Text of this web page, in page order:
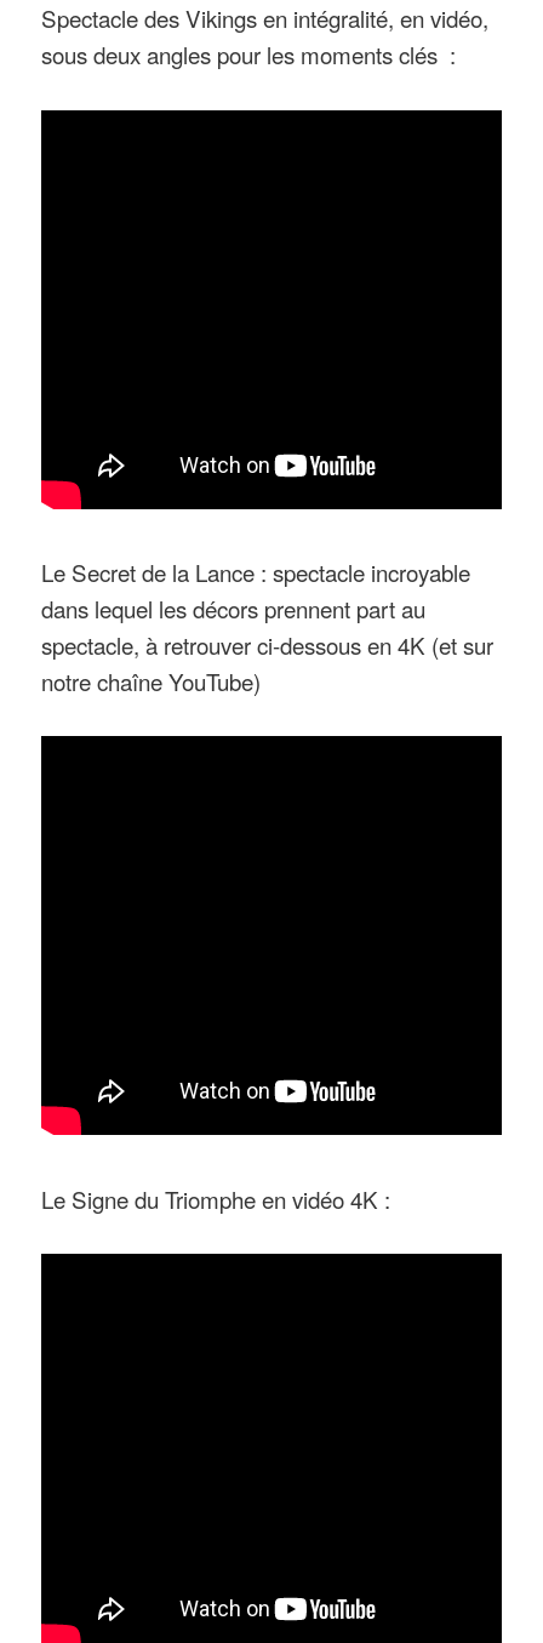
Spectacle des Vikings en intégralité, en vidéo,
sous deux angles pour les moments clés :
Le Secret de la Lance : spectacle incroyable
dans lequel les décors prennent part au
spectacle, à retrouver ci-dessous en 4K (et sur
notre chaîne YouTube)
Le Signe du Triomphe en vidéo 4K :